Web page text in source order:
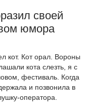
своей
юмора
кот. Кот орал. Вороны
кота слезть, я с
фестиваль. Когда
и позвонила в
оператора.